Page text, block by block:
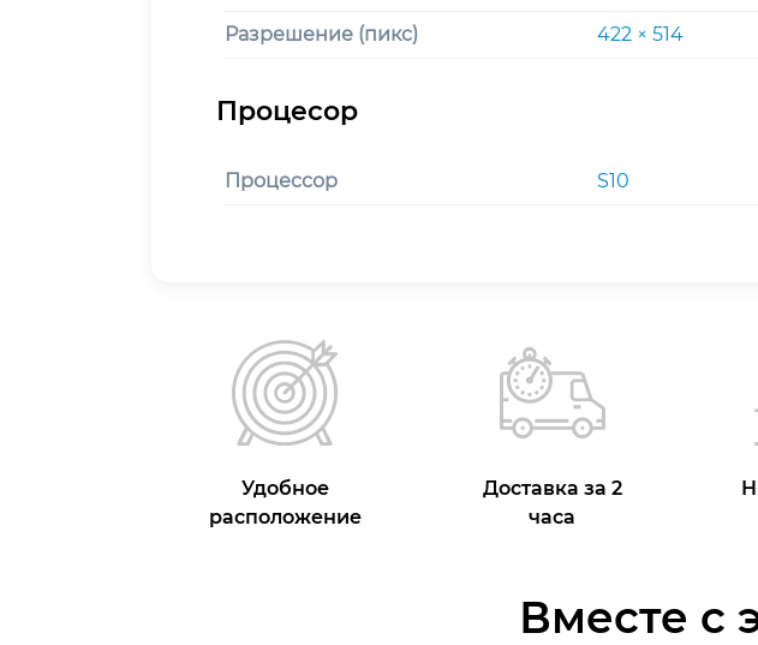
Разрешение (пикс) 422 × 514
Процессор S10
Удобное
расположение
Доставка за 2
часа
Вместе с